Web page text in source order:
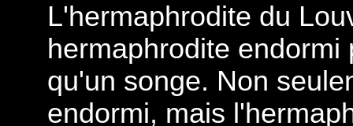
L'hermaphrodite du
hermaphrodite
qu'un songe. Non
endormi, mais